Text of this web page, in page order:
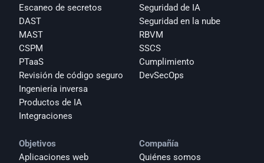
Escaneo de secretos
DAST
MAST
CSPM
PTaaS
Revisión de código seguro
Ingeniería inversa
Productos de IA
Integraciones
Seguridad de IA
Seguridad en la nube
RBVM
SSCS
Cumplimiento
DevSecOps
Objetivos
Aplicaciones web
Compañía
Quiénes somos